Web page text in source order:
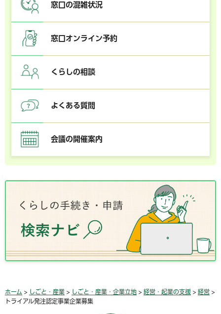
窓口の混雑状況
窓口オンライン予約
くらしの相談
よくある質問
会議の開催案内
ホーム > しごと・産業 > しごと・産業・企業立地 > 経営・起業の支援 > 経営 >
トライアル発注認定事業企業募集